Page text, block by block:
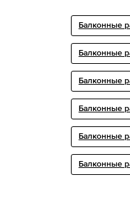
Балконные
Балконные
Балконные
Балконные
Балконные
Балконные